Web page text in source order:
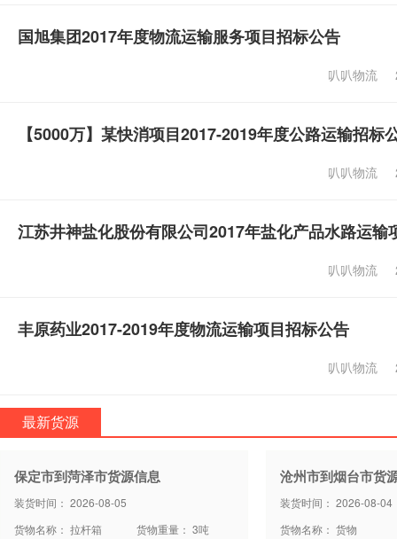
国旭集团2017年度物流运输服务项目招标公告
叭叭物流
【5000万】某快消项目2017-2019年度公路运输招标
叭叭物流
江苏井神盐化股份有限公司2017年盐化产品水路运输
叭叭物流
丰原药业2017-2019年度物流运输项目招标公告
叭叭物流
最新货源
保定市到菏泽市货源信息
装货时间： 2026-08-05
货物名称： 拉杆箱
货物重量： 3吨
沧州市到烟台市货
装货时间： 2026-08-04
货物名称： 货物